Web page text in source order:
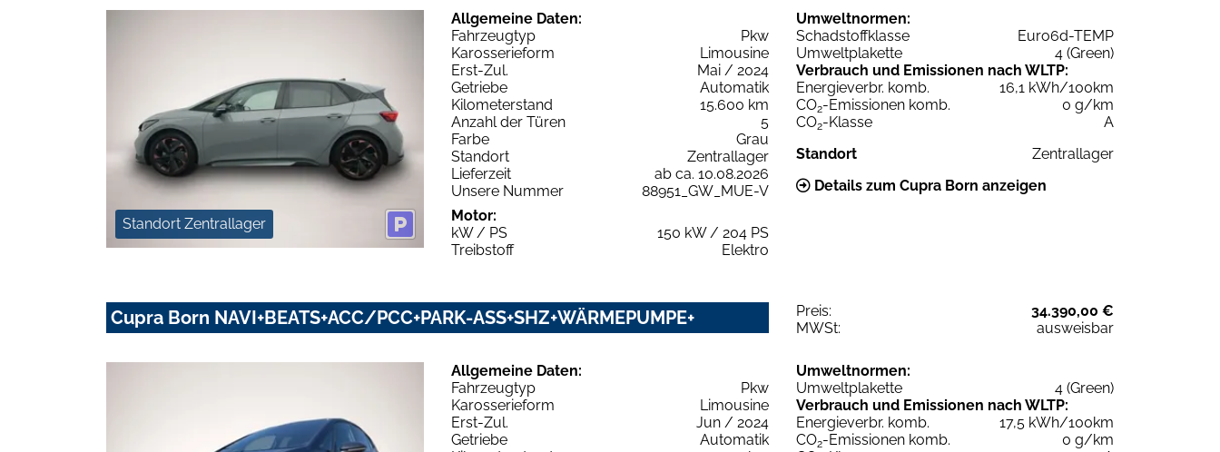
Standort Zentrallager
Allgemeine Daten:
Fahrzeugtyp
Pkw
Karosserieform
Limousine
Erst-Zul.
Mai / 2024
Getriebe
Automatik
Kilometerstand
15.600 km
Anzahl der Türen
5
Farbe
Grau
Standort
Zentrallager
Lieferzeit
ab ca. 10.08.2026
Unsere Nummer
88951_GW_MUE-V
Motor:
kW / PS
150 kW / 204 PS
Treibstoff
Elektro
Umweltnormen:
Schadstoffklasse
Euro6d-TEMP
Umweltplakette
4 (Green)
Verbrauch und Emissionen nach WLTP:
Energieverbr. komb.
16,1 kWh/100km
CO2-Emissionen komb.
0 g/km
CO2-Klasse
A
Standort
Zentrallager
Details zum Cupra Born anzeigen
Cupra Born NAVI+BEATS+ACC/PCC+PARK-ASS+SHZ+WÄRMEPUMPE+ Preis:
34.390,00 €
MWSt:
ausweisbar
Allgemeine Daten:
Fahrzeugtyp
Pkw
Karosserieform
Limousine
Erst-Zul.
Jun / 2024
Getriebe
Automatik
Umweltnormen:
Umweltplakette
4 (Green)
Verbrauch und Emissionen nach WLTP:
Energieverbr. komb.
17,5 kWh/100km
CO2-Emissionen komb.
0 g/km